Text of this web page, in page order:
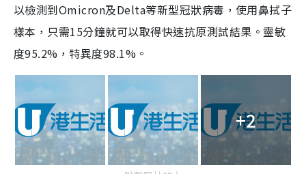
以檢測到Omicron及Delta等新型冠狀病毒，使用鼻拭子
樣本，只需15分鐘就可以取得快速抗原測試結果。靈敏
度95.2%，特異度98.1%。
+2